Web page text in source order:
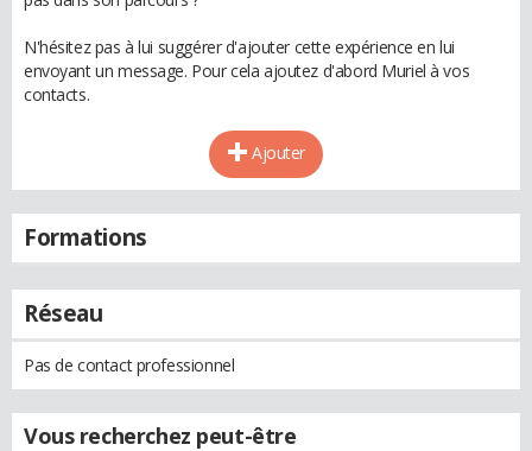
N'hésitez pas à lui suggérer d'ajouter cette expérience en lui
envoyant un message. Pour cela ajoutez d'abord Muriel à vos
contacts.
Ajouter
Formations
Réseau
Pas de contact professionnel
Vous recherchez peut-être